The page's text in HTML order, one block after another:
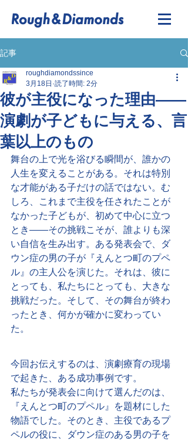
記事
彼が主役になった理由——
演劇が子どもに与える、言
葉以上のもの
roughdiamondssince
3月18日 読了時間: 2分
舞台の上で光を浴びる瞬間が、誰かの
人生を変えることがある。それは特別
な才能がある子だけの話ではない。む
しろ、これまで主役を任されたことが
なかった子どもが、初めて中心に立つ
とき——その挑戦こそが、誰よりも深
い自信を生み出す。ある発表会で、ダ
ウン症の男の子が『えんとつ町のプペ
ル』の主人公を演じた。それは、彼に
とっても、私たちにとっても、大きな
挑戦だった。そして、その舞台が終わ
ったとき、何かが確かに変わってい
た。
今回お伝えするのは、演劇療育の現場
で起きた、ある成功事例です。
私たちが発表会に向けて選んだのは、
『えんとつ町のプペル』を題材にした
物語でした。そのとき、主役であるプ
ペルの役に、ダウン症のある男の子を